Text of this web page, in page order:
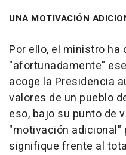
UNA MOTIVACIÓN
Por ello, el ministro ha
"afortunadamente"
acoge la Presidencia
valores de un pueblo
eso, bajo su punto de
"motivación adicional"
signifique frente al